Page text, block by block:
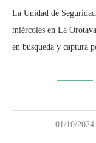
La Unidad de
miércoles en La
en búsqueda y captura
01/10/2024